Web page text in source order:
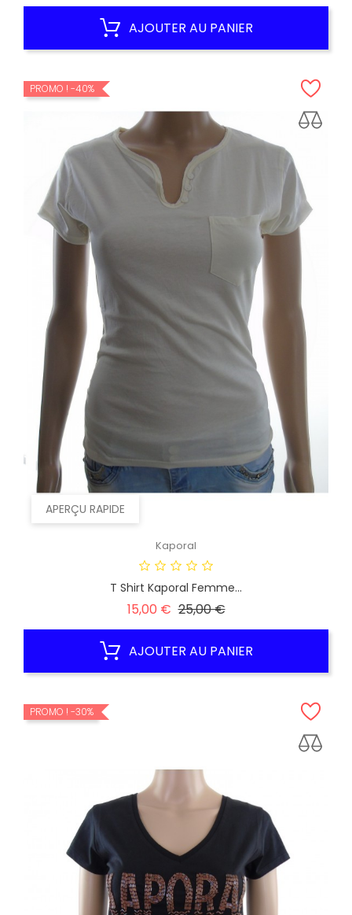
AJOUTER AU PANIER
APERÇU RAPIDE
PROMO ! -40%
Kaporal
T Shirt Kaporal Femme...
15,00 € Prix
25,00 €Prix
AJOUTER AU PANIER
PROMO ! -30%